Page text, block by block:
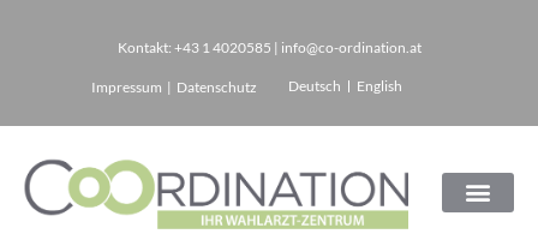
springen
Kontakt: +43 1 4020585 | info@co-ordination.at
Impressum | Datenschutz Deutsch English